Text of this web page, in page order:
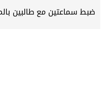
ضبط سماعتين مع طالبين